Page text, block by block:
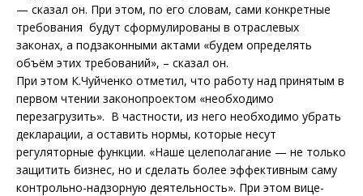
— сказал он. При этом, по его словам, сами конкретные
требования будут сформулированы в отраслевых
законах, а подзаконными актами «будем определять
объём этих требований», – сказал он.
При этом К.Чуйченко отметил, что работу над принятым в
первом чтении законопроектом «необходимо
перезагрузить». В частности, из него необходимо убрать
декларации, а оставить нормы, которые несут
регуляторные функции. «Наше целеполагание — не только
защитить бизнес, но и сделать более эффективным саму
контрольно-надзорную деятельность». При этом вице-